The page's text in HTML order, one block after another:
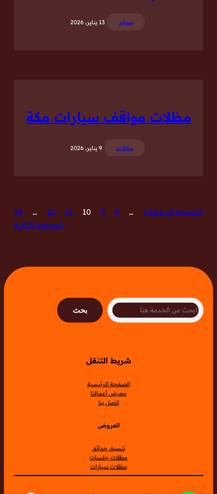
سواتر 13 يناير، 2026
مظلات مواقف سيارات مكة
مظلات 9 يناير، 2026
الصفحة السابقة1
…
8
9
10
11
12
…
14
الصفحة التالية
Search
بحث
شريط التنقل
الصفحة الرئيسية
معرض أعمالنا
اتصل بنا
العروض
تنسيق حدائق
مظلات جلسات
مظلات سيارات